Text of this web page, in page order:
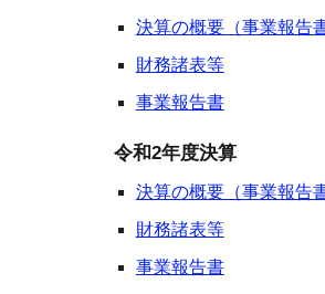
決算の概要（事業報告
財務諸表等
事業報告書
令和2年度決算
決算の概要（事業報告
財務諸表等
事業報告書